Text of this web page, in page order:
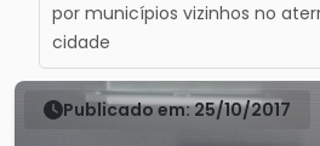
por municípios vizinhos no
cidade
Publicado em: 25/10/2017